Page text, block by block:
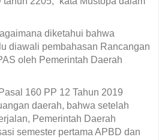
diketahui bahwa
diawali pembahasan Rancangan
oleh Pemerintah Daerah
160 PP 12 Tahun 2019
daerah, bahwa setelah
Pemerintah Daerah
semester pertama APBD dan